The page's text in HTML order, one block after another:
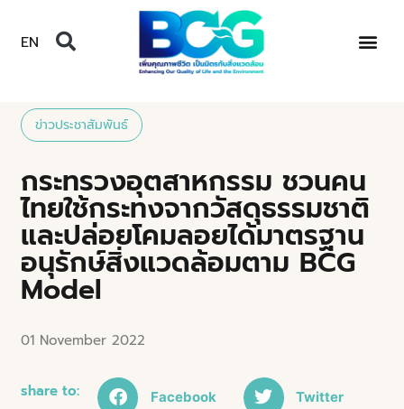
EN
ข่าวประชาสัมพันธ์
กระทรวงอุตสาหกรรม ชวนคน
ไทยใช้กระทงจากวัสดุธรรมชาติ
และปล่อยโคมลอยได้มาตรฐาน
อนุรักษ์สิ่งแวดล้อมตาม BCG
Model
01 November 2022
share to: Facebook Twitter